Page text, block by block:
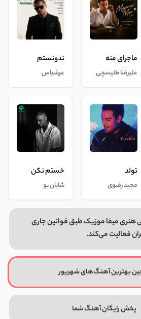
ماجرای منه
علیرضا طلیسچی
ندونستم
عرشیاس
تولد
مجید رضوی
خستم نکن
شایان یو
هنری میفا موزیک طبق قوانین جاری
فعالیت می‌کند.
بهترین آهنگ‌های شهریور
پخش رایگان آهنگ شما